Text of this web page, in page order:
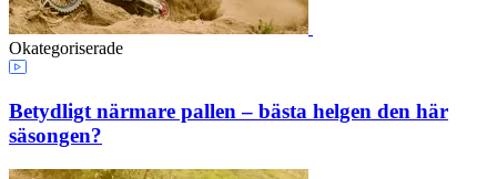
Okategoriserade
Betydligt närmare pallen – bästa helgen den här
säsongen?